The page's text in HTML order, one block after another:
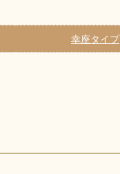
幸座タイプ